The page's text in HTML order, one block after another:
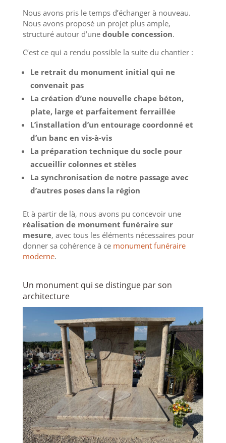
Nous avons pris le temps d’échanger à nouveau.
Nous avons proposé un projet plus ample,
structuré autour d’une double concession.
C’est ce qui a rendu possible la suite du chantier :
Le retrait du monument initial qui ne
convenait pas
La création d’une nouvelle chape béton,
plate, large et parfaitement ferraillée
L’installation d’un entourage coordonnéet
d’un banc en vis-à-vis
La préparation technique du socle pour
accueillir colonnes et stèles
La synchronisation de notre passage avec
d’autres poses dans la région
Et à partir de là, nous avons pu concevoir une
réalisation de monument funéraire sur
mesure, avec tous les éléments nécessaires pour
donner sa cohérence à ce monument funéraire
moderne.
Un monument qui se distingue par son
architecture